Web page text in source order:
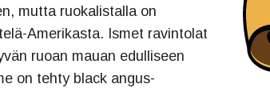
mutta ruokalistalla on
Amerikasta. Ismet ravintolat
ruoan mauan edulliseen
on tehty black angus-